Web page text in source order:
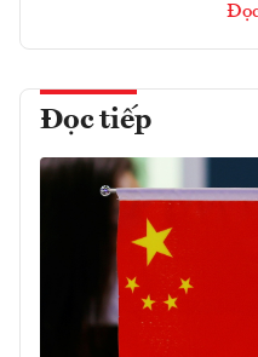
Đọc tiếp